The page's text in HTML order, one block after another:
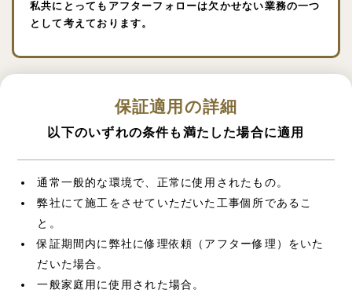
私共にとってもアフターフォローは欠かせない業務の一つ
として考えております。
保証適用の詳細
以下のいずれの条件も満たした場合に適用
通常一般的な環境で、正常に使用されたもの。
弊社にて施工をさせていただいた工事個所であるこ
と。
保証期間内に弊社に修理依頼（アフター修理）をいた
だいた場合。
一般家庭用に使用された場合。